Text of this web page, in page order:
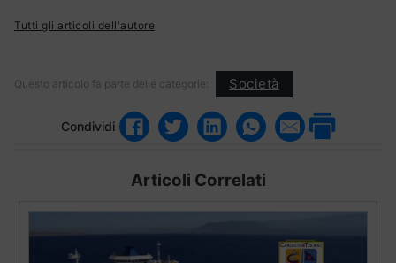
Tutti gli articoli dell'autore
Questo articolo fa parte delle categorie: Società
Condividi
Articoli Correlati